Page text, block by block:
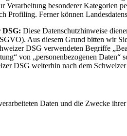
Verarbeitung besonderer Kategorien
Profiling. Ferner können
DSG: Diese Datenschutzhinweise
Aus diesem Grund bitten wir
DSG verwendeten Begriffe
von „personenbezogenen Daten“
DSG weiterhin nach dem
Daten und die Zwecke